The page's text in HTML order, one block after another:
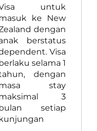
untuk
ke New
dengan
berstatus
Visa
selama 1
dengan
stay
3
setiap